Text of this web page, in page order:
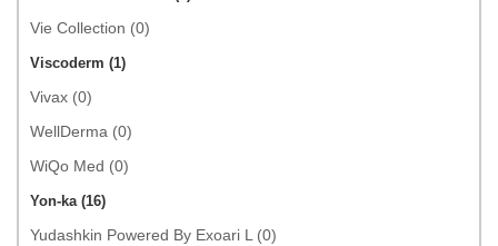
Vie Collection (0)
Viscoderm (1)
Vivax (0)
WellDerma (0)
WiQo Med (0)
Yon-ka (16)
Yudashkin Powered By Exoari L (0)